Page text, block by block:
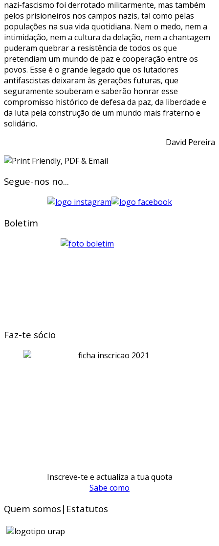
nazi-fascismo foi derrotado militarmente, mas também
pelos prisioneiros nos campos nazis, tal como pelas
populações na sua vida quotidiana. Nem o medo, nem a
intimidação, nem a cultura da delação, nem a chantagem
puderam quebrar a resistência de todos os que
pretendiam um mundo de paz e cooperação entre os
povos. Esse é o grande legado que os lutadores
antifascistas deixaram às gerações futuras, que
seguramente souberam e saberão honrar esse
compromisso histórico de defesa da paz, da liberdade e
da luta pela construção de um mundo mais fraterno e
solidário.
David Pereira
Segue-nos no...
Boletim
Faz-te sócio
Inscreve-te e actualiza a tua quota
Sabe como
Quem somos|Estatutos